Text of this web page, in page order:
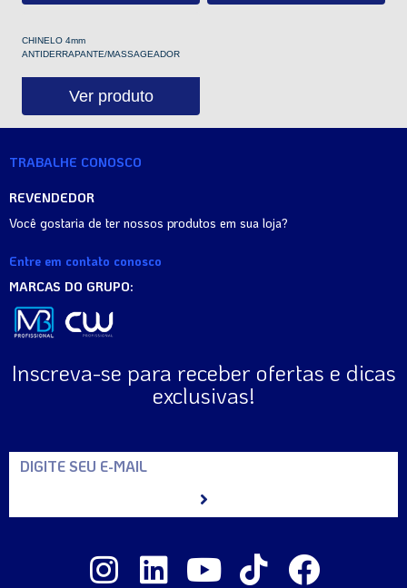
CHINELO 4mm
ANTIDERRAPANTE/MASSAGEADOR
Ver produto
TRABALHE CONOSCO
REVENDEDOR
Você gostaria de ter nossos produtos em sua loja?
Entre em contato conosco
MARCAS DO GRUPO:
Inscreva-se para receber ofertas e dicas
exclusivas!